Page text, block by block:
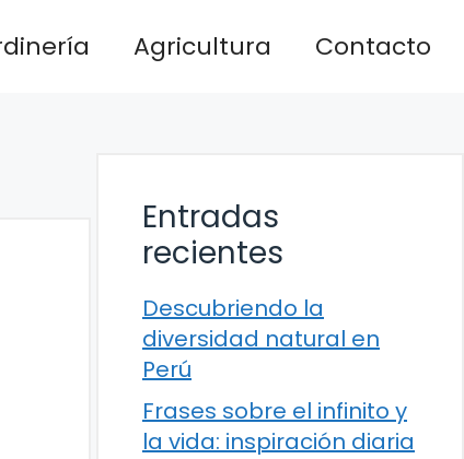
Agricultura Contacto
Entradas
recientes
Descubriendo la
diversidad natural en
Perú
Frases sobre el infinito y
la vida: inspiración diaria